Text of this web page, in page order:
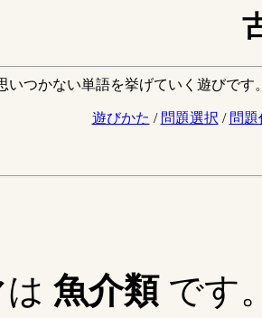
いつかない単語を挙げていく遊びです
遊びかた / 問題選択 / 問題
魚介類です